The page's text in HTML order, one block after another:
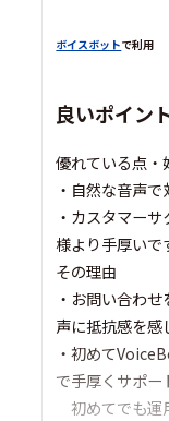
ボイスボットで利用
良いポイン
優れている点・
・自然な音声で
・カスタマー
様より手厚いで
その理由
・お問い合わ
声に抵抗感を感
・初めて
で手厚くサポー
初めてでも運